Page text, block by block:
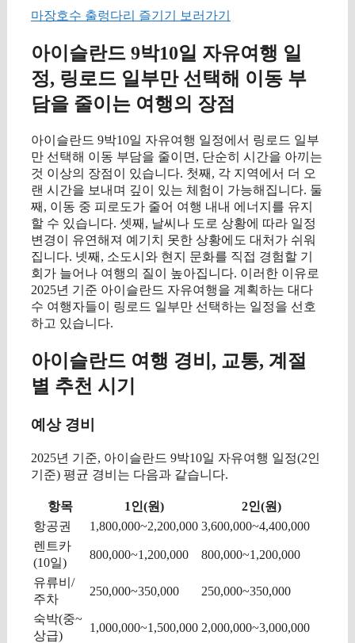
마장호수 출렁다리 즐기기 보러가기
아이슬란드 9박10일 자유여행 일
정, 링로드 일부만 선택해 이동 부
담을 줄이는 여행의 장점
아이슬란드 9박10일 자유여행 일정에서 링로드 일부
만 선택해 이동 부담을 줄이면, 단순히 시간을 아끼는
것 이상의 장점이 있습니다. 첫째, 각 지역에서 더 오
랜 시간을 보내며 깊이 있는 체험이 가능해집니다. 둘
째, 이동 중 피로도가 줄어 여행 내내 에너지를 유지
할 수 있습니다. 셋째, 날씨나 도로 상황에 따라 일정
변경이 유연해져 예기치 못한 상황에도 대처가 쉬워
집니다. 넷째, 소도시와 현지 문화를 직접 경험할 기
회가 늘어나 여행의 질이 높아집니다. 이러한 이유로
2025년 기준 아이슬란드 자유여행을 계획하는 대다
수 여행자들이 링로드 일부만 선택하는 일정을 선호
하고 있습니다.
아이슬란드 여행 경비, 교통, 계절
별 추천 시기
예상 경비
2025년 기준, 아이슬란드 9박10일 자유여행 일정(2인
기준) 평균 경비는 다음과 같습니다.
항목 1인(원)
2인(원)
항공권
1,800,000~2,200,000 3,600,000~4,400,000
렌트카
(10일)
800,000~1,200,000 800,000~1,200,000
유류비/
주차
250,000~350,000 250,000~350,000
숙박(중~
상급)
1,000,000~1,500,000 2,000,000~3,000,000